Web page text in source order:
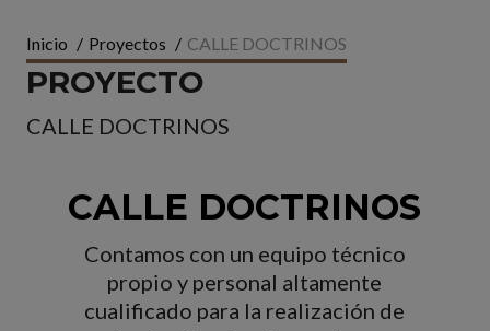
Inicio / Proyectos / CALLE DOCTRINOS
PROYECTO
CALLE DOCTRINOS
CALLE DOCTRINOS
Contamos con un equipo técnico
propio y personal altamente
cualificado para la realización de